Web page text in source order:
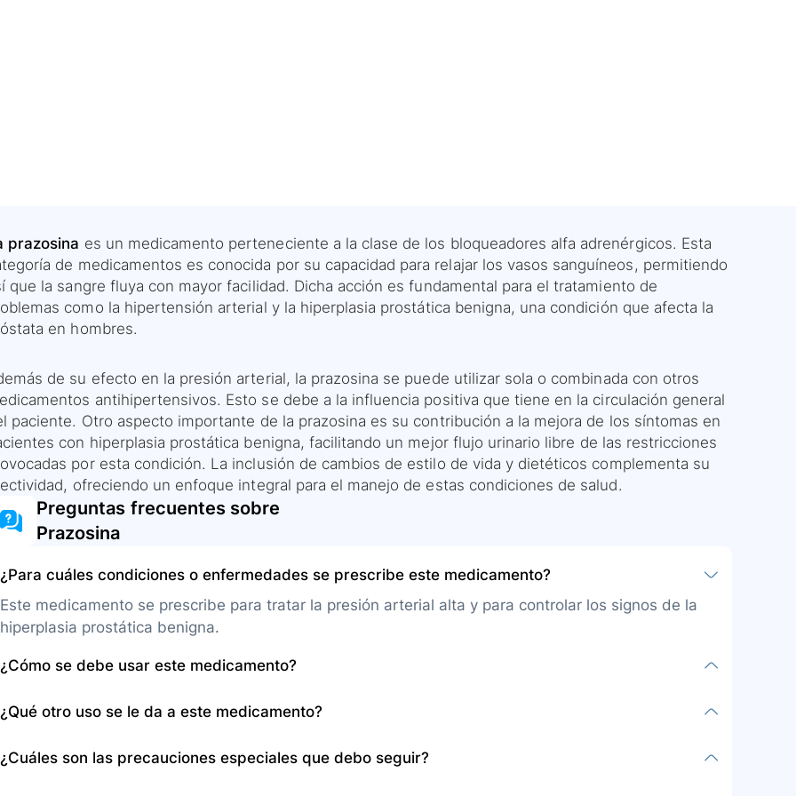
prazosina es un medicamento perteneciente a la clase de los bloqueadores alfa adrenérgicos. Esta
de medicamentos es conocida por su capacidad para relajar los vasos sanguíneos, permitiendo
que la sangre fluya con mayor facilidad. Dicha acción es fundamental para el tratamiento de
como la hipertensión arterial y la hiperplasia prostática benigna, una condición que afecta la
en hombres.
de su efecto en la presión arterial, la prazosina se puede utilizar sola o combinada con otros
antihipertensivos. Esto se debe a la influencia positiva que tiene en la circulación general
paciente. Otro aspecto importante de la prazosina es su contribución a la mejora de los síntomas en
con hiperplasia prostática benigna, facilitando un mejor flujo urinario libre de las restricciones
por esta condición. La inclusión de cambios de estilo de vida y dietéticos complementa su
ofreciendo un enfoque integral para el manejo de estas condiciones de salud.
Preguntas frecuentes sobre
Prazosina
¿Para cuáles condiciones o enfermedades se prescribe este medicamento?
Este medicamento se prescribe para tratar la presión arterial alta y para controlar los signos de la
hiperplasia prostática benigna.
¿Cómo se debe usar este medicamento?
acostarse y seguir las indicaciones del médico, incluyendo los ajustes de dosis.
¿Qué otro uso se le da a este medicamento?
también se puede utilizar en combinación con otros cambios de hábito para mejorar la salud
¿Cuáles son las precauciones especiales que debo seguir?